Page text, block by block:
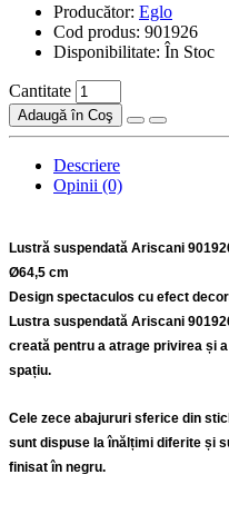
Producător: Eglo
Cod produs: 901926
Disponibilitate: În Stoc
Cantitate
Adaugă în Coş
Descriere
Opinii (0)
Lustră suspendată Ariscani
Ø64,5 cm
Design spectaculos cu efect
Lustra suspendată Ariscani
creată pentru a atrage privirea și
spațiu.
Cele zece abajururi sferice din
sunt dispuse la înălțimi diferite și
finisat în negru.